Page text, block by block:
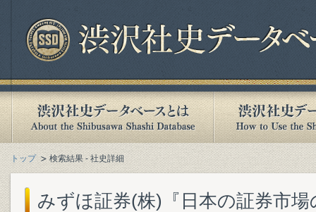
トップ 検索結果 - 社史詳細
みずほ証券(株)『日本の証券市